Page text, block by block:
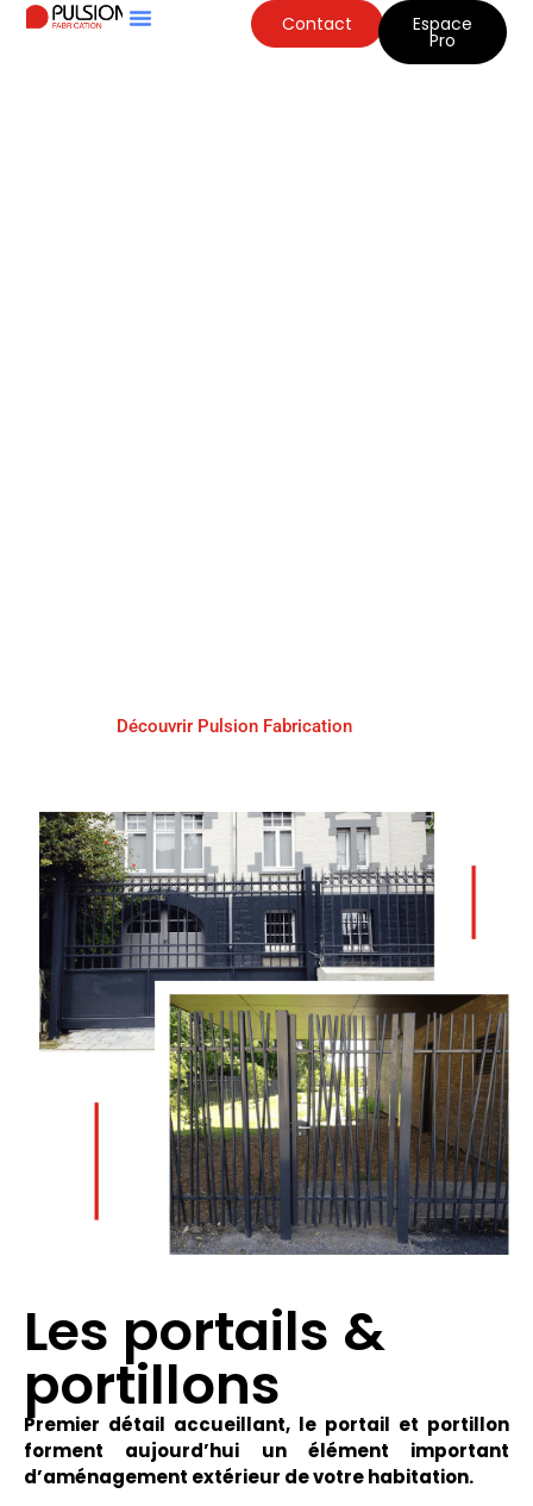
Contact Espace
Pro
Découvrir Pulsion Fabrication
Les portails &
portillons
Premier détail accueillant, le portail et portillon
forment aujourd’hui un élément important
d’aménagement extérieur de votre habitation.